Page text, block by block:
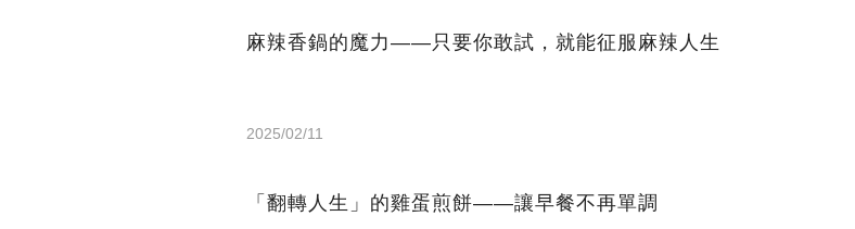
麻辣香鍋的魔力——只要你敢試，就能征服麻辣人生
2025/02/11
「翻轉人生」的雞蛋煎餅——讓早餐不再單調